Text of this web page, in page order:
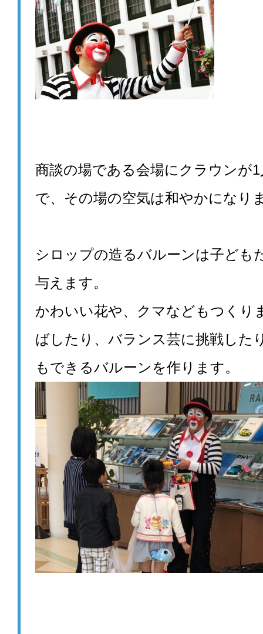
商談の場である会場にクラウンが
で、 その場の空気は和やかになり
シロップの造るバルーンは子ども
与えます。
かわいい花や、クマなどもつくり
ばしたり、 バランス芸に挑戦した
もできるバルーンを作ります。